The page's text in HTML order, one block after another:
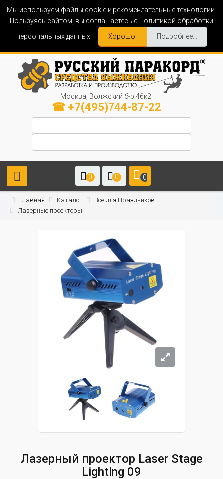
Мы используем файлы cookie и рекомендательные технологии.
Пользуясь сайтом, вы соглашаетесь с Политикой обработки
персональных данных.
Хорошо! Подробнее...
Москва, Волжский б-р 46к2
☎ +7(495)744-87-22
0 0 0
Главная Каталог
Всё для Праздников
Лазерные проекторы
Лазерный проектор Laser Stage
Lighting 09